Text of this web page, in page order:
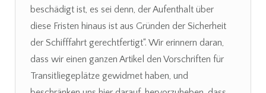
beschädigt ist, es sei denn, der Aufenthalt über
diese Fristen hinaus ist aus Gründen der Sicherheit
der Schifffahrt gerechtfertigt“. Wir erinnern daran,
dass wir einen ganzen Artikel den Vorschriften für
Transitliegeplätze gewidmet haben, und